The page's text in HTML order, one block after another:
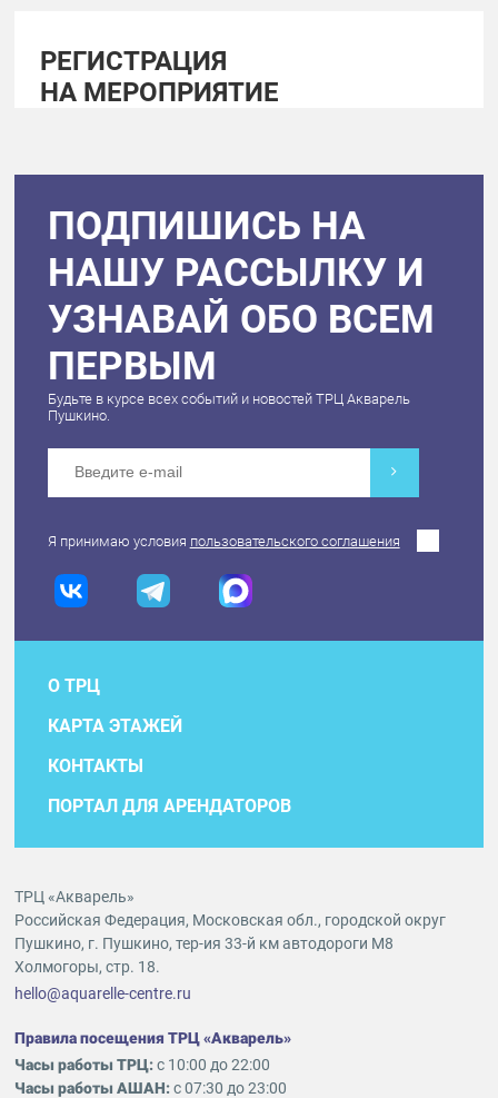
РЕГИСТРАЦИЯ
НА МЕРОПРИЯТИЕ
ПОДПИШИСЬ НА
НАШУ РАССЫЛКУ И
УЗНАВАЙ ОБО ВСЕМ
ПЕРВЫМ
Будьте в курсе всех событий и новостей ТРЦ Акварель
Пушкино.
Я принимаю условия пользовательского соглашения
О ТРЦ
КАРТА ЭТАЖЕЙ
КОНТАКТЫ
ПОРТАЛ ДЛЯ АРЕНДАТОРОВ
ТРЦ «Акварель»
Российская Федерация, Московская обл., городской округ
Пушкино, г. Пушкино, тер-ия 33-й км автодороги М8
Холмогоры, стр. 18.
hello@aquarelle-centre.ru
Правила посещения ТРЦ «Акварель»
Часы работы ТРЦ:с 10:00 до 22:00
Часы работы АШАН:с 07:30 до 23:00